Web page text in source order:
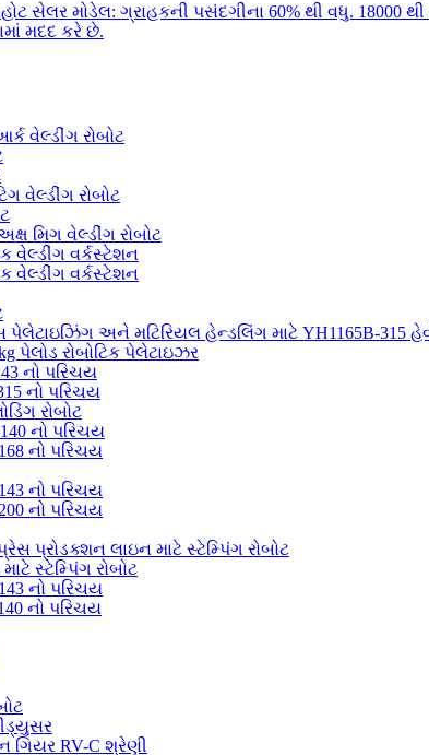
હોટ સેલર મોડેલ: ગ્રાહકની પસંદગીના 60% થી વધુ.
મદદ કરે છે.
વેલ્ડીંગ રોબોટ
વેલ્ડીંગ રોબોટ
મિગ વેલ્ડીંગ રોબોટ
વેલ્ડીંગ વર્કસ્ટેશન
વેલ્ડીંગ વર્કસ્ટેશન
પેલેટાઇઝિંગ અને મટિરિયલ હેન્ડલિંગ માટે YH1165B-315
પેલોડ રોબોટિક પેલેટાઇઝર
નો પરિચય
નો પરિચય
રોબોટ
નો પરિચય
નો પરિચય
નો પરિચય
નો પરિચય
પ્રોડક્શન લાઇન માટે સ્ટેમ્પિંગ રોબોટ
સ્ટેમ્પિંગ રોબોટ
નો પરિચય
નો પરિચય
ગિયર RV-C શ્રેણી